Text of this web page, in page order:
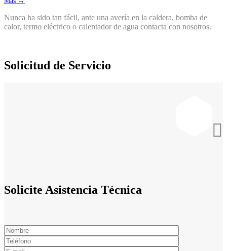
Nunca ha sido tan fácil, ante una avería en la caldera, bomba de
calor, termo eléctrico o calentador de agua contacta con nosotros.
Solicitud de Servicio

Solicite Asistencia Técnica